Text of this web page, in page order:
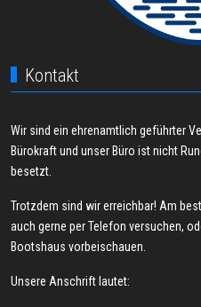
Kontakt
Wir sind ein ehrenamtlich geführter
Bürokraft und unser Büro ist nicht
besetzt.
Trotzdem sind wir erreichbar! Am
auch gerne per Telefon versuchen,
Bootshaus vorbeischauen.
Unsere Anschrift lautet: